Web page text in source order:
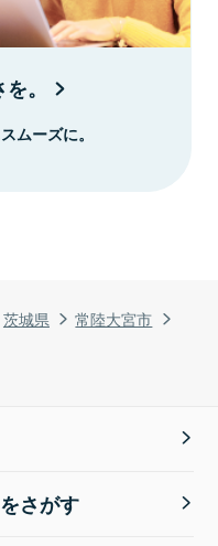
茨城県
常陸大宮市
。
ムーズに。
さがす